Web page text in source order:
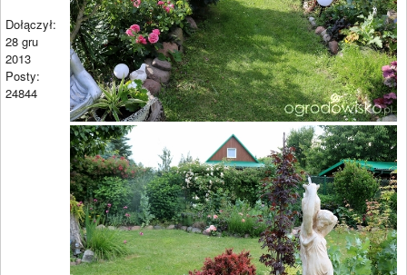
Dołączył:
28 gru
2013
Posty:
24844